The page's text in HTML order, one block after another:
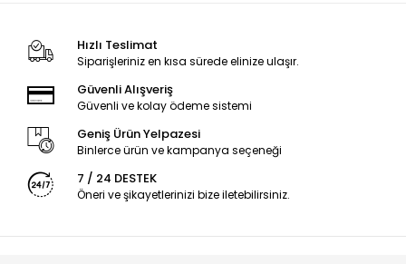
Hızlı Teslimat
Siparişleriniz en kısa sürede elinize ulaşır.
Güvenli Alışveriş
Güvenli ve kolay ödeme sistemi
Geniş Ürün Yelpazesi
Binlerce ürün ve kampanya seçeneği
7 / 24 DESTEK
Öneri ve şikayetlerinizi bize iletebilirsiniz.